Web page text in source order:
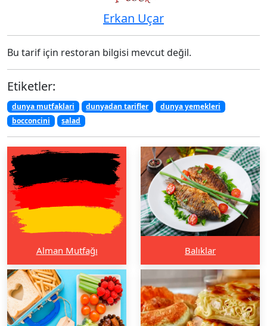
Erkan Uçar
Bu tarif için restoran bilgisi mevcut değil.
Etiketler:
dunya mutfaklari dunyadan tarifler
dunya yemekleri
bocconcini
salad
Alman Mutfağı Balıklar